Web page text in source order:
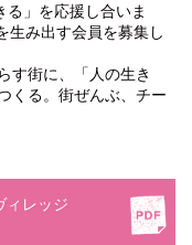
」を応援し合いま
生み出す会員を募集し
す街に、「人の生き
くる。街ぜんぶ、チー
ィレッジ